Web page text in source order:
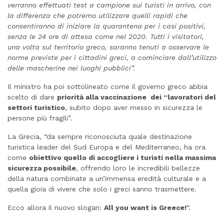
verranno effettuati test a campione sui turisti in arrivo, con
la differenza che potremo utilizzare quelli rapidi che
consentiranno di iniziare la quarantena per i casi positivi,
senza le 24 ore di attesa come nel 2020. Tutti i visitatori,
una volta sul territorio greco, saranno tenuti a osservare le
norme previste per i cittadini greci, a cominciare dall’utilizzo
delle mascherine nei luoghi pubblici”.
Il ministro ha poi sottolineato come il governo greco abbia
scelto di dare priorità alla vaccinazione dei “lavoratori del
settori turistico, subito dopo aver messo in sicurezza le
persone più fragili”.
La Grecia, “da sempre riconosciuta quale destinazione
turistica leader del Sud Europa e del Mediterraneo, ha ora
come obiettivo quello di accogliere i turisti nella massima
sicurezza possibile, offrendo loro le incredibili bellezze
della natura combinate a un’immensa eredità culturale e a
quella gioia di vivere che solo i greci sanno trasmettere.
Ecco allora il nuovo slogan: All you want is Greece!“.